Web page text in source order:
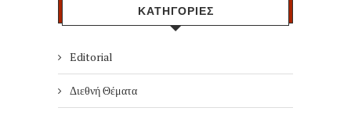
ΚΑΤΗΓΟΡΙΕΣ
Editorial
Διεθνή Θέματα